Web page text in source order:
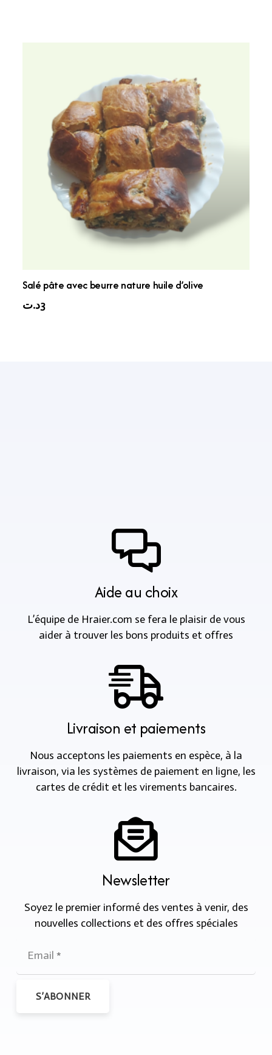
Salé pâte avec beurre nature huile d’olive
3د.ت
Aide au choix
L’équipe de Hraier.com se fera le plaisir de vous
aider à trouver les bons produits et offres
Livraison et paiements
Nous acceptons les paiements en espèce, à la
livraison, via les systèmes de paiement en ligne, les
cartes de crédit et les virements bancaires.
Newsletter
Soyez le premier informé des ventes à venir, des
nouvelles collections et des offres spéciales
S’ABONNER